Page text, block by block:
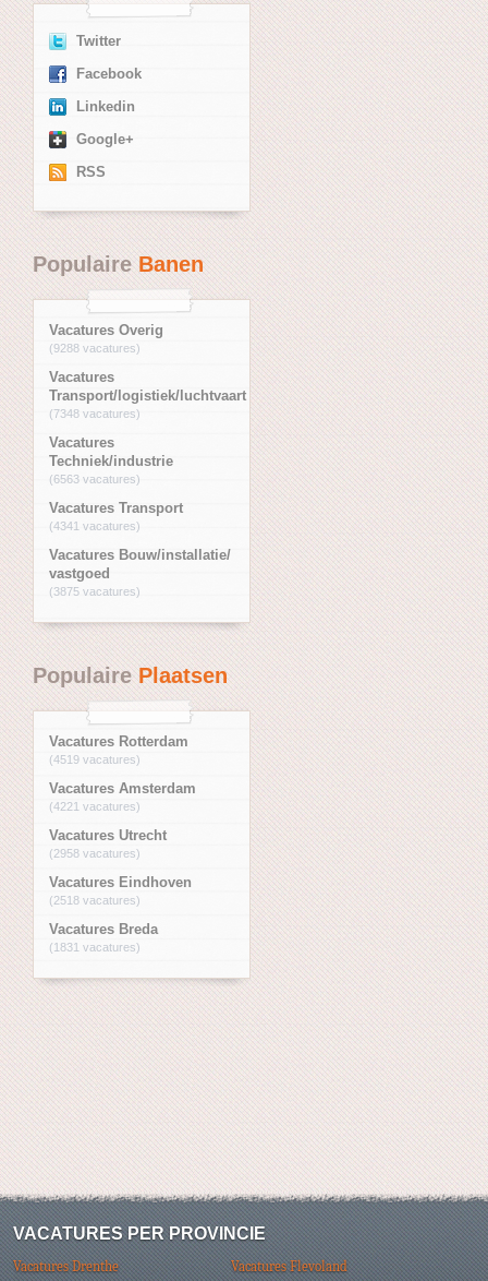
Twitter
Facebook
Linkedin
Google+
RSS
PopulaireBanen
Vacatures Overig
(9288 vacatures)
Vacatures
Transport/logistiek/luchtvaart
(7348 vacatures)
Vacatures
Techniek/industrie
(6563 vacatures)
Vacatures Transport
(4341 vacatures)
Vacatures Bouw/installatie/
vastgoed
(3875 vacatures)
PopulairePlaatsen
Vacatures Rotterdam
(4519 vacatures)
Vacatures Amsterdam
(4221 vacatures)
Vacatures Utrecht
(2958 vacatures)
Vacatures Eindhoven
(2518 vacatures)
Vacatures Breda
(1831 vacatures)
VACATURES PER PROVINCIE
Vacatures Drenthe Vacatures Flevoland